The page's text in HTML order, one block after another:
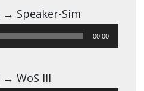
Speaker-Sim
00:00
WoS III